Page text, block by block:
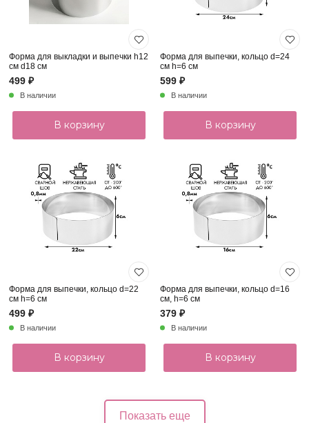
Форма для выкладки и выпечки h12
см d18 см
499 ₽
В наличии
В корзину
Форма для выпечки, кольцо d=24
см h=6 см
599 ₽
В наличии
В корзину
Форма для выпечки, кольцо d=22
см h=6 см
499 ₽
В наличии
В корзину
Форма для выпечки, кольцо d=16
см, h=6 см
379 ₽
В наличии
В корзину
Показать еще